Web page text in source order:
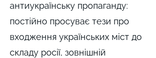
антиукраїнську пропаганду:
постійно просуває тези про
входження українських міст до
складу росії, зовнішній